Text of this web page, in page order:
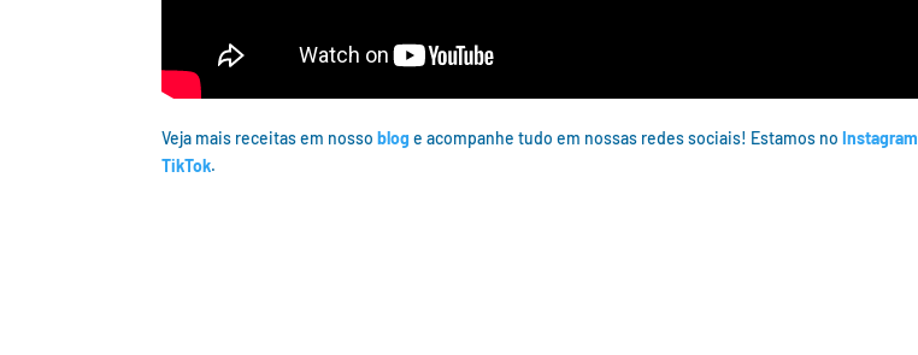
Veja mais receitas em nossoblog e acompanhe tudo em nossas redes sociais! Estamos noInstagram
TikTok.